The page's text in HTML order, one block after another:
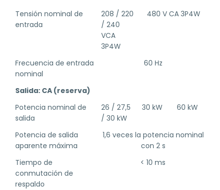
Tensión nominal de
entrada
208 / 220
/ 240
VCA
3P4W
480 V CA 3P4W
Frecuencia de entrada
nominal
60 Hz
Salida: CA (reserva)
Potencia nominal de
salida
26 / 27,5
/ 30 kW
30 kW 60 kW
Potencia de salida
aparente máxima
1,6 veces la potencia nominal
con 2 s
Tiempo de
conmutación de
respaldo
< 10 ms